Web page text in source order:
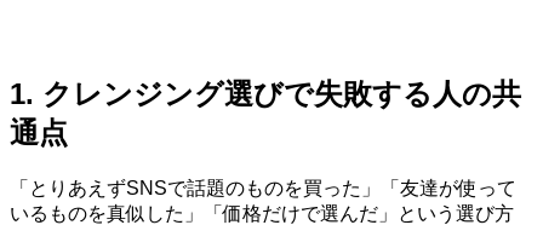
1. クレンジング選びで失敗する人の共
通点
「とりあえずSNSで話題のものを買った」「友達が使って
いるものを真似した」「価格だけで選んだ」という選び方